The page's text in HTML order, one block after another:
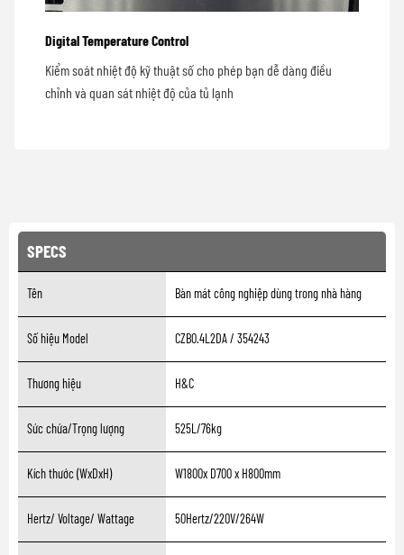
Digital Temperature Control
Kiểm soát nhiệt độ kỹ thuật số cho phép bạn dễ dàng điều
chỉnh và quan sát nhiệt độ của tủ lạnh
SPECS
Tên Bàn mát công nghiệp dùng trong nhà hàng
Số hiệu Model CZB0.4L2DA / 354243
Thương hiệu H&C
Sức chứa/Trọng lượng 525L/76kg
Kích thước (WxDxH) W1800x D700 x H800mm
Hertz/ Voltage/ Wattage 50Hertz/220V/264W